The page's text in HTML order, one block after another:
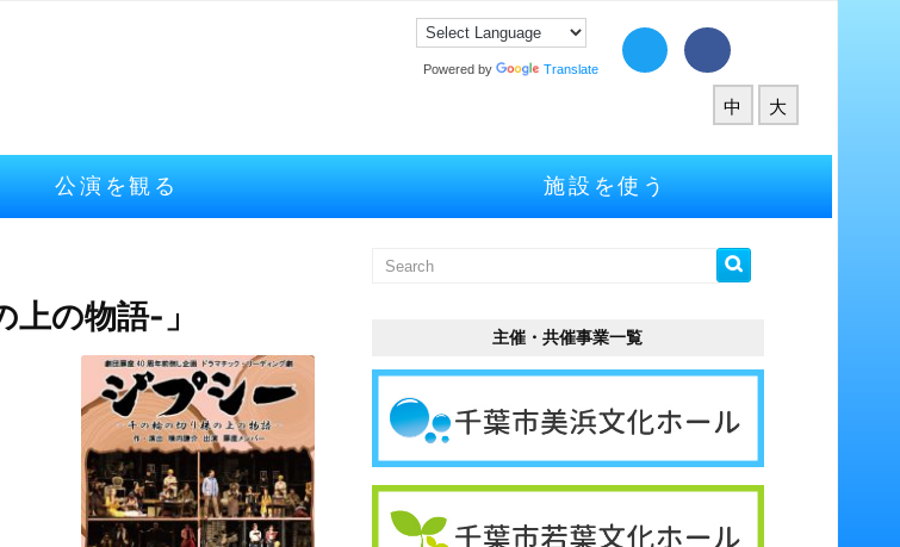
Powered by Translate
中 大
公演を観る 施設を使う
上の物語-」
主催・共催事業一覧